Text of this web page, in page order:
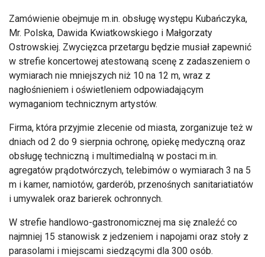
Zamówienie obejmuje m.in. obsługę występu Kubańczyka,
Mr. Polska, Dawida Kwiatkowskiego i Małgorzaty
Ostrowskiej. Zwycięzca przetargu będzie musiał zapewnić
w strefie koncertowej atestowaną scenę z zadaszeniem o
wymiarach nie mniejszych niż 10 na 12 m, wraz z
nagłośnieniem i oświetleniem odpowiadającym
wymaganiom technicznym artystów.
Firma, która przyjmie zlecenie od miasta, zorganizuje też w
dniach od 2 do 9 sierpnia ochronę, opiekę medyczną oraz
obsługę techniczną i multimedialną w postaci m.in.
agregatów prądotwórczych, telebimów o wymiarach 3 na 5
m i kamer, namiotów, garderób, przenośnych sanitariatiatów
i umywalek oraz barierek ochronnych.
W strefie handlowo-gastronomicznej ma się znaleźć co
najmniej 15 stanowisk z jedzeniem i napojami oraz stoły z
parasolami i miejscami siedzącymi dla 300 osób.